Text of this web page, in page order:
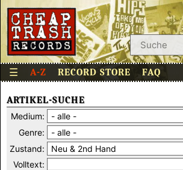
☰ A-Z RECORD STORE FAQ
ARTIKEL-SUCHE
Medium:
Genre:
Zustand:
Volltext: